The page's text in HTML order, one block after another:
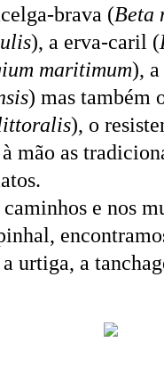
brava (Beta
), a erva-caril (
maritimum),
) mas também
), o
mão as
e nos
urtiga, a